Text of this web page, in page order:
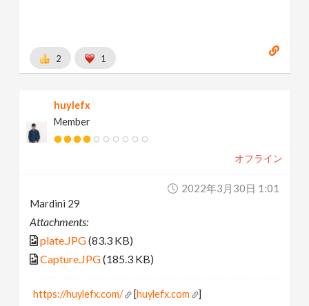
2 1
huylefx
Member
オフライン
2022年3月30日 1:01
Mardini 29
Attachments:
plate.JPG(83.3 KB)
Capture.JPG(185.3 KB)
https://huylefx.com/ [huylefx.com ]